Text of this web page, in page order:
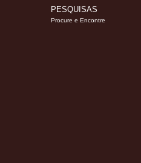
PESQUISAS
Procure e Encontre